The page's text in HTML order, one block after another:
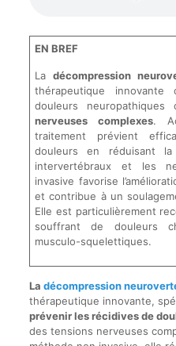
EN BREF
La décompression
thérapeutique
douleurs
nerveuses complexes.
traitement prévient
douleurs en réduisant
intervertébraux et les
invasive favorise
et contribue à un
Elle est particulièrement
souffrant de douleurs
musculo-squelettiques.
La décompression
thérapeutique innovante,
prévenir les récidives de
des tensions nerveuses